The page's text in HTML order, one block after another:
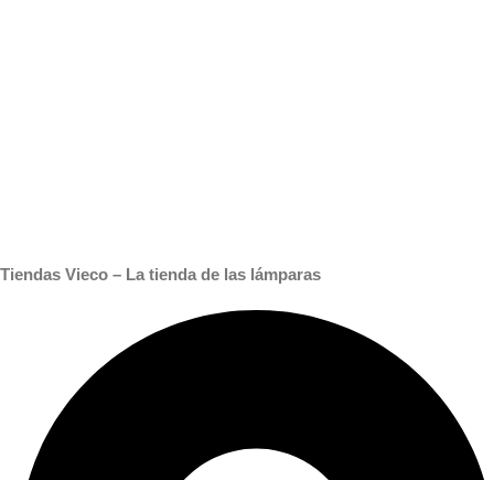
Tiendas Vieco – La tienda de las lámparas